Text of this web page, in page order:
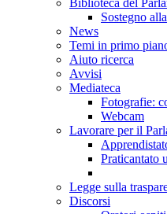
Biblioteca del
Sostegno
News
Temi in primo
Aiuto ricerca
Avvisi
Mediateca
Fotografie:
Webcam
Lavorare per il
Praticantato
Legge sulla
Discorsi